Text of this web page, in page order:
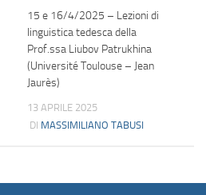
15 e 16/4/2025 – Lezioni di
linguistica tedesca della
Prof.ssa Liubov Patrukhina
(Université Toulouse – Jean
Jaurès)
13 APRILE 2025
DI MASSIMILIANO TABUSI